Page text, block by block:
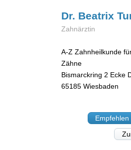
Dr. Beatrix
Zahnärztin
A-Z Zahnheilkunde
Zähne
Bismarckring 2 Ecke
65185 Wiesbaden
Empfehlen